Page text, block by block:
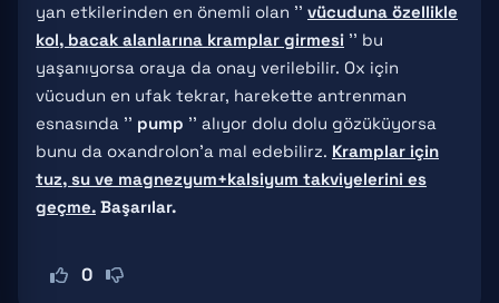
yan etkilerinden en önemli olan '' vücuduna özellikle
kol, bacak alanlarına kramplar girmesi '' bu
yaşanıyorsa oraya da onay verilebilir. Ox için
vücudun en ufak tekrar, harekette antrenman
esnasında '' pump '' alıyor dolu dolu gözüküyorsa
bunu da oxandrolon'a mal edebilirz. Kramplar için
tuz, su ve magnezyum+kalsiyum takviyelerini es
geçme. Başarılar.
0